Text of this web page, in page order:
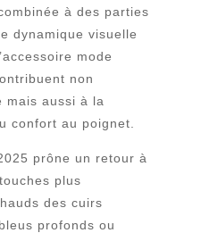
à des parties
dynamique visuelle
mode
non
mais aussi à la
confort au poignet.
prône un retour à
plus
des cuirs
profonds ou